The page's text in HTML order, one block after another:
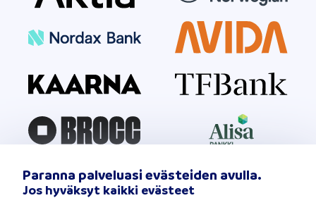
Paranna palveluasi evästeiden avulla.
Jos hyväksyt kaikki evästeet